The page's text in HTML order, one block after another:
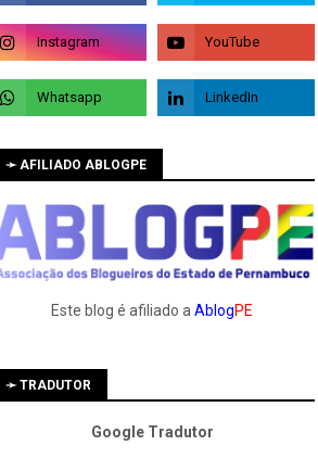
➛ AFILIADO ABLOGPE
Este blog é afiliado a AblogPE
➛ TRADUTOR
Google Tradutor